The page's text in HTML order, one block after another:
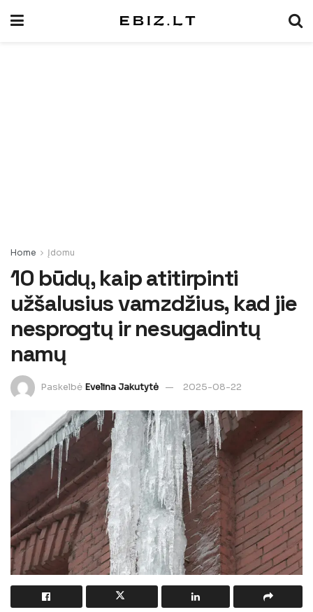
Home Įdomu
10 būdų, kaip atitirpinti
užšalusius vamzdžius, kad jie
nesprogtų ir nesugadintų
namų
Paskelbė Evelina Jakutytė 2025-08-22